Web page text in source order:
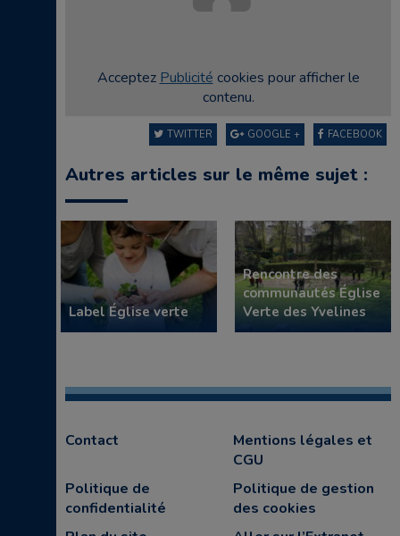
AcceptezPublicitécookies pour afficher le
contenu.
FACEBOOK
GOOGLE +
TWITTER
Autres articles sur le même sujet :
Label Église verte
Rencontre des
communautés Église
Verte des Yvelines
Contact
Mentions légales et
CGU
Politique de
confidentialité
Politique de gestion
des cookies